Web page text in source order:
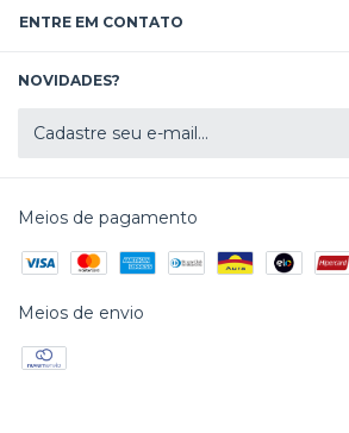
ENTRE EM CONTATO
NOVIDADES?
Meios de pagamento
Meios de envio